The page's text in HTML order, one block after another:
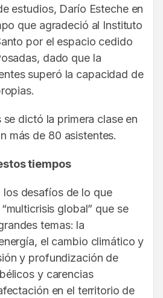
estudios, Darío Esteche en
que agradeció al Instituto
por el espacio cedido
dado que la
superó la capacidad de
se dictó la primera clase en
más de 80 asistentes.
tiempos
desafíos de lo que
global” que se
temas: la
el cambio climático y
y profundización de
y carencias
en el territorio de